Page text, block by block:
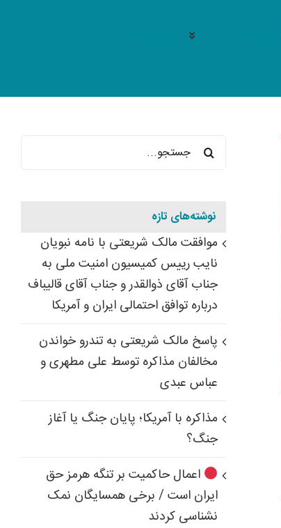
شهادت “رشاد طریقت منفرد”
جستجو
برای:
نوشته‌های تازه
موافقت مالک شریعتی با نامه نبویان
نایب رییس کمیسیون امنیت ملی به
جناب آقای ذوالقدر و جناب آقای قالیباف
درباره توافق احتمالی ایران و آمریکا
پاسخ مالک شریعتی به تندرو خواندن
مخالفان مذاکره توسط علی مطهری و
عباس عبدی
مذاکره با آمریکا؛ پایان جنگ یا آغاز
جنگ؟
اعمال حاکمیت بر تنگه هرمز حق
ایران است / برخی همسایگان نمک
نشناسی کردند